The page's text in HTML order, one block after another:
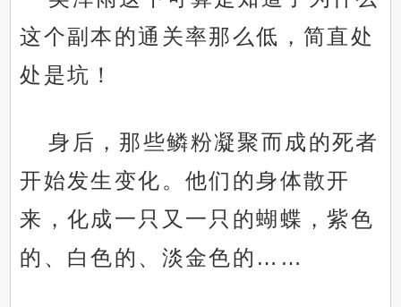
这个副本的通关率那么低，简直处
处是坑！
身后，那些鳞粉凝聚而成的死者
开始发生变化。他们的身体散开
来，化成一只又一只的蝴蝶，紫色
的、白色的、淡金色的……